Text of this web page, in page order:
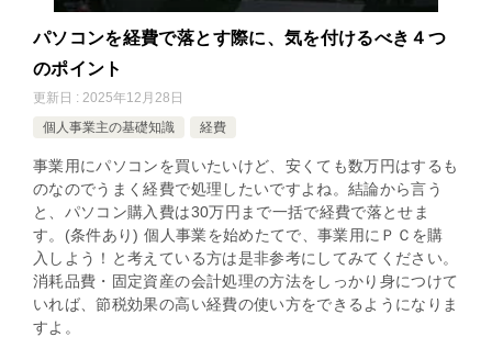
パソコンを経費で落とす際に、気を付けるべき４つ
のポイント
更新日 : 2025年12月28日
個人事業主の基礎知識
経費
事業用にパソコンを買いたいけど、安くても数万円はするも
のなのでうまく経費で処理したいですよね。結論から言う
と、パソコン購入費は30万円まで一括で経費で落とせま
す。(条件あり) 個人事業を始めたてで、事業用にＰＣを購
入しよう！と考えている方は是非参考にしてみてください。
消耗品費・固定資産の会計処理の方法をしっかり身につけて
いれば、節税効果の高い経費の使い方をできるようになりま
すよ。